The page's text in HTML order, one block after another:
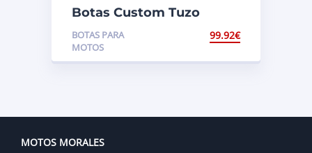
Botas Custom Tuzo
BOTAS PARA
MOTOS
99.92€
MOTOS MORALES